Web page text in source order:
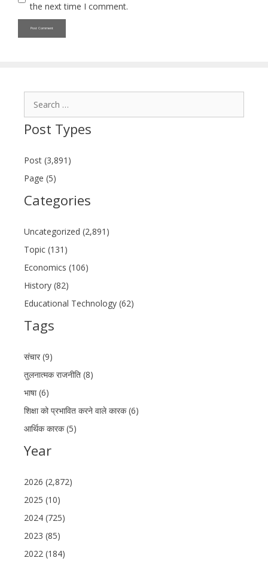
the next time I comment.
Post Types
Post (3,891)
Page (5)
Categories
Uncategorized (2,891)
Topic (131)
Economics (106)
History (82)
Educational Technology (62)
Tags
संचार (9)
तुलनात्मक राजनीति (8)
भाषा (6)
शिक्षा को प्रभावित करने वाले कारक (6)
आर्थिक कारक (5)
Year
2026 (2,872)
2025 (10)
2024 (725)
2023 (85)
2022 (184)